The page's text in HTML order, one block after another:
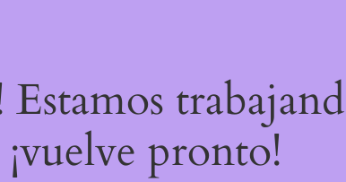
Estamos
¡vuelve pronto!